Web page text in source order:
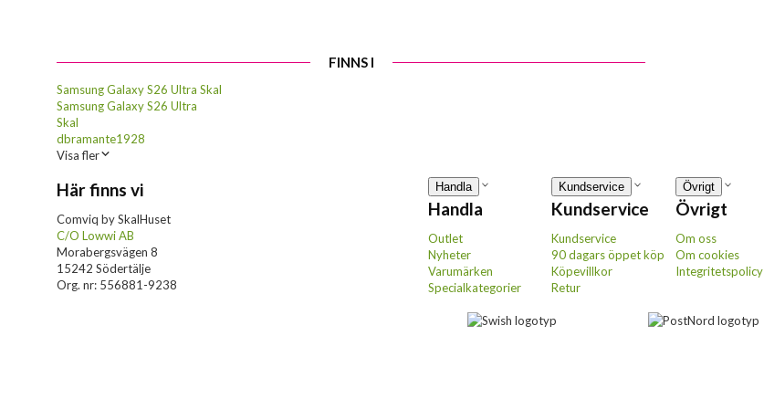
FINNS I
Samsung Galaxy S26 Ultra Skal
Samsung Galaxy S26 Ultra
Skal
dbramante1928
Visa fler
Här finns vi
Comviq by SkalHuset
C/O Lowwi AB
Morabergsvägen 8
15242 Södertälje
Org. nr: 556881-9238
Handla
Handla
Outlet
Nyheter
Varumärken
Specialkategorier
Kundservice
Kundservice
Kundservice
90 dagars öppet köp
Köpevillkor
Retur
Övrigt
Övrigt
Om oss
Om cookies
Integritetspolicy